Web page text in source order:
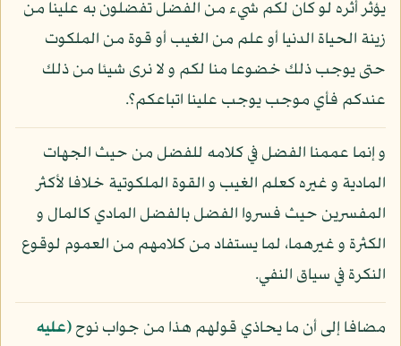
يؤثر أثره لو كان لكم شيء من الفضل تفضلون به علينا من
زينة الحياة الدنيا أو علم من الغيب أو قوة من الملكوت
حتى يوجب ذلك خضوعا منا لكم و لا نرى شيئا من ذلك
عندكم فأي موجب يوجب علينا اتباعكم؟.
و إنما عممنا الفضل في كلامه للفضل من حيث الجهات
المادية و غيره كعلم الغيب و القوة الملكوتية خلافا لأكثر
المفسرين حيث فسروا الفضل بالفضل المادي كالمال و
الكثرة و غيرهما، لما يستفاد من كلامهم من العموم لوقوع
النكرة في سياق النفي.
مضافا إلى أن ما يحاذي قولهم هذا من جواب نوح(عليه